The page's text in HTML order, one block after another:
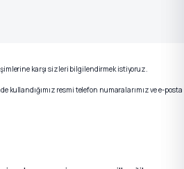
karşı sizleri bilgilendirmek istiyoruz.
kullandığımız resmi telefon numaralarımız ve e-posta